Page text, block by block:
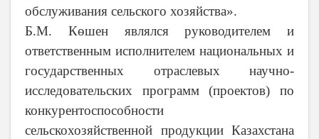
обслуживания сельского хозяйства».
Б.М. Көшен являлся руководителем и
ответственным исполнителем национальных и
государственных отраслевых научно-
исследовательских программ (проектов) по
конкурентоспособности
сельскохозяйственной продукции Казахстана